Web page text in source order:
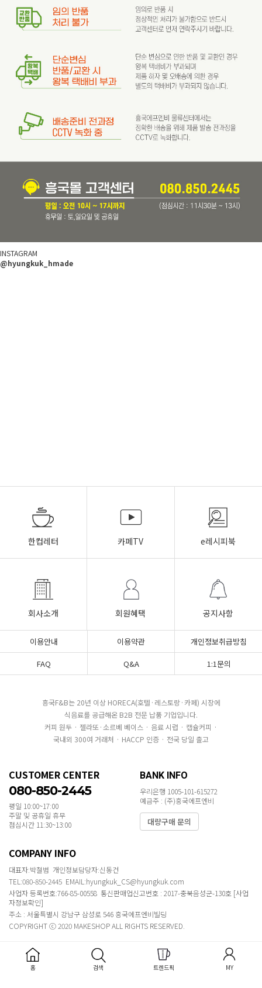
INSTAGRAM
@hyungkuk_hmade
한컵레터 카페TV e레시피북
회사소개 회원혜택 공지사항
이용안내 이용약관
개인정보취급방침
FAQ
Q&A 1:1문의
흥국F&B는 20년 이상 HORECA(호텔·레스토랑·카페) 시장에
식음료를 공급해온 B2B 전문 납품 기업입니다.
커피 원두 · 젤라또·소르베 베이스 · 음료 시럽 · 캡슐커피 ·
국내외 300여 거래처 · HACCP 인증 · 전국 당일 출고
CUSTOMER CENTER
080-850-2445
평일 10:00~17:00
주말 및 공휴일 휴무
점심시간 11:30~13:00
BANK INFO
우리은행 1005-101-615272
예금주 : (주)흥국에프엔비
대량구매 문의
COMPANY INFO
대표자:박철범 개인정보담당자:신동건
TEL:080-850-2445 EMAIL:hyungkuk_CS@hyungkuk.com
사업자 등록번호:766-85-00558 통신판매업신고번호 : 2017-충북음성군-130호 [사업
자정보확인]
주소 : 서울특별시 강남구 삼성로 546 흥국에프엔비빌딩
COPYRIGHT ⓒ 2020 MAKESHOP ALL RIGHTS RESERVED.
홈 검색 트렌드픽 MY